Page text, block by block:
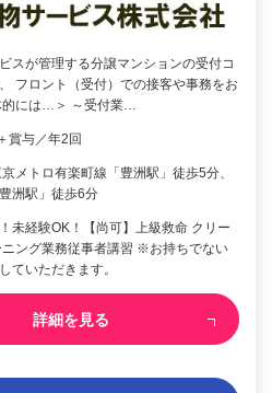
スが管理する分譲マンションの受付コ
フロント（受付）での接客や事務をお
的には…＞ ～受付業…
賞与／年2回
メトロ有楽町線「豊洲駅」徒歩5分、
洲駅」徒歩6分
未経験OK！【尚可】上級救命 クリー
ニング業務従事者講習 ※お持ちでない
ていただきます。
詳細を見る